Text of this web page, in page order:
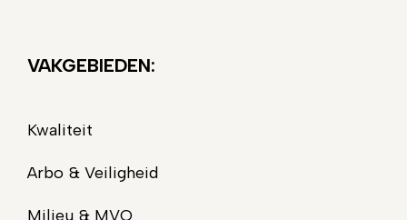
VAKGEBIEDEN:
Kwaliteit
Arbo & Veiligheid
Milieu & MVO